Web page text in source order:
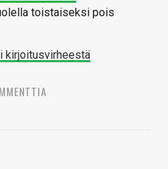
toistaiseksi pois
kirjoitusvirheestä